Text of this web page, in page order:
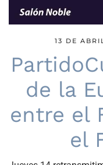
13 DE
de la
entre el
el